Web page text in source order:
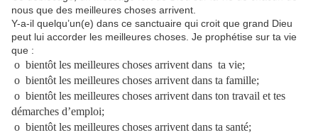
nous que des meilleures choses arrivent.
Y-a-il quelqu’un(e) dans ce sanctuaire qui croit que grand Dieu
peut lui accorder les meilleures choses. Je prophétise sur ta vie
que :
o bientôt les meilleures choses arrivent dans ta vie;
o bientôt les meilleures choses arrivent dans ta famille;
o bientôt les meilleures choses arrivent dans ton travail et tes
démarches d’emploi;
o bientôt les meilleures choses arrivent dans ta santé;